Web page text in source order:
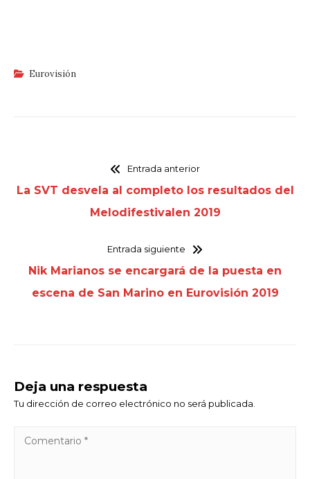
Eurovisión
Entrada anterior
La SVT desvela al completo los resultados del
Melodifestivalen 2019
Entrada siguiente
Nik Marianos se encargará de la puesta en
escena de San Marino en Eurovisión 2019
Deja una respuesta
Tu dirección de correo electrónico no será publicada.